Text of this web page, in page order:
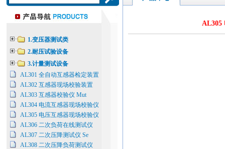
1.变压器测试类
2.耐压试验设备
3.计量测试设备
AL301 全自动互感器检定装置
AL302 互感器现场校验装置
AL303 互感器校验仪 Mut
AL304 电流互感器现场校验仪
AL305 电压互感器现场校验仪
AL306 二次负荷在线测试仪
AL307 二次压降测试仪 Se
AL308 二次压降负荷测试仪
AL305